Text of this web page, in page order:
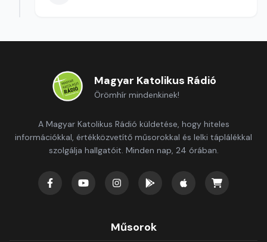
Magyar Katolikus Rádió
Örömhír mindenkinek!
A Magyar Katolikus Rádió küldetése, hogy hiteles
információkkal, értékközvetítő műsorokkal és lelki táplálékkal
szolgálja hallgatóit. Minden nap, 24 órában.
Műsorok